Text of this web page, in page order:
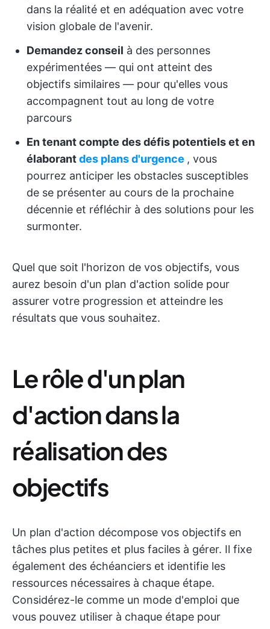
dans la réalité et en adéquation avec votre
vision globale de l'avenir.
Demandez conseil à des personnes
expérimentées — qui ont atteint des
objectifs similaires — pour qu'elles vous
accompagnent tout au long de votre
parcours
En tenant compte des défis potentiels et en
élaborantdes plans d'urgence , vous
pourrez anticiper les obstacles susceptibles
de se présenter au cours de la prochaine
décennie et réfléchir à des solutions pour les
surmonter.
Quel que soit l'horizon de vos objectifs, vous
aurez besoin d'un plan d'action solide pour
assurer votre progression et atteindre les
résultats que vous souhaitez.
Le rôle d'un plan
d'action dans la
réalisation des
objectifs
Un plan d'action décompose vos objectifs en
tâches plus petites et plus faciles à gérer. Il fixe
également des échéanciers et identifie les
ressources nécessaires à chaque étape.
Considérez-le comme un mode d'emploi que
vous pouvez utiliser à chaque étape pour